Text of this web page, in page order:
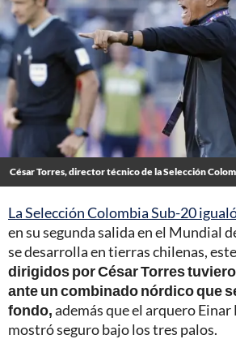
César Torres, director técnico de la Selección
La Selección Colombia Sub-20
en su segunda salida en el Mundial
se desarrolla en tierras chilenas,
dirigidos por César Torres
ante un combinado nórdico que
fondo,además que el arquero Einar
mostró seguro bajo los tres palos.